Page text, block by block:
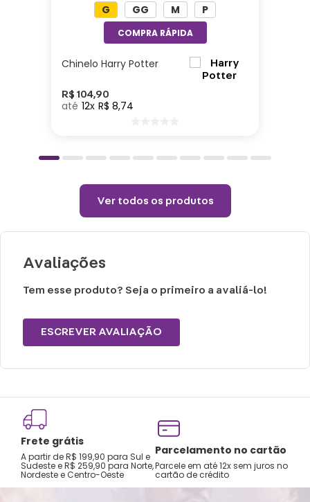
Altura: 40cm| Largura: 40cm| Comprimento:
10cm| Material: Poliéster| Enchimento: Fibra
Cuidados e recomendações de uso:
Passar com temperatura máxima de 110°
(sem vapor).
Permitido uso de centrifuga e máquina
Temperatura máxima de lavagem 40°.
Chinelo Harry Potter
R$ 104,90
12 R$ 8,74
G GG M P
Ver todos os produtos
Avaliações
Tem esse produto? Seja o primeiro a avaliá-lo!
ESCREVER AVALIAÇÃO
Frete grátis
A partir de R$ 199,90 para Sul e
Sudeste e R$ 259,90 para Norte,
Nordeste e Centro-Oeste
Parcelamento no cartão
Parcele em até 12x sem juros no
cartão de crédito